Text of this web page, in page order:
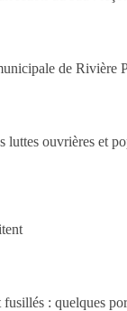
de Rivière
luttes ouvrières et
: quelques